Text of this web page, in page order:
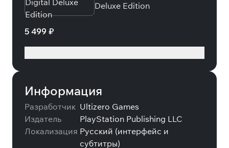
Deluxe Edition
5 499 ₽
Информация
Разработчик Ultizero Games
Издатель
PlayStation Publishing LLC
Локализация Русский (интерфейс и
субтитры)